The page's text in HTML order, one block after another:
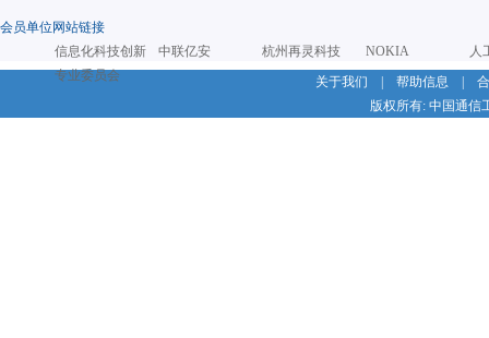
会员单位网站链接
信息化科技创新
专业委员会
中联亿安 杭州再灵科技 NOKIA
人
关于我们
帮助信息
版权所有: 中国通信